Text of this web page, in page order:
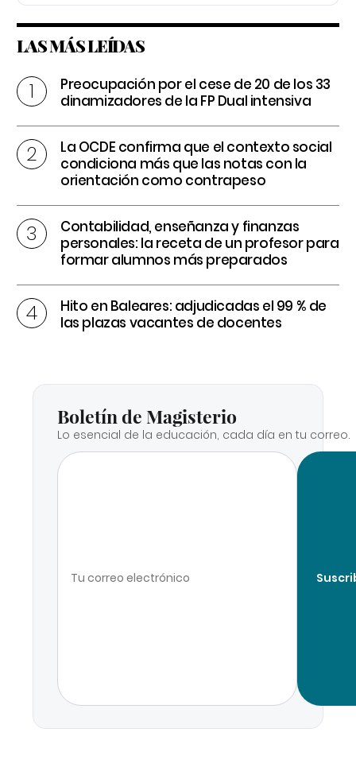
LAS MÁS LEÍDAS
Preocupación por el cese de 20 de los 33
dinamizadores de la FP Dual intensiva
La OCDE confirma que el contexto social
condiciona más que las notas con la
orientación como contrapeso
Contabilidad, enseñanza y finanzas
personales: la receta de un profesor para
formar alumnos más preparados
Hito en Baleares: adjudicadas el 99 % de
las plazas vacantes de docentes
Boletín de Magisterio
Lo esencial de la educación, cada día en tu correo.